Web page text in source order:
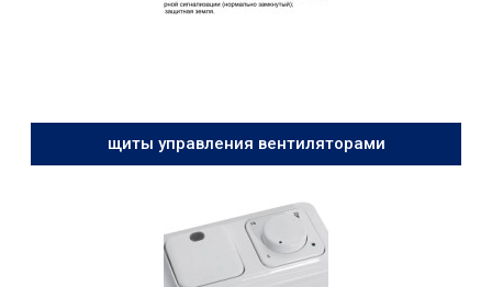
щиты управления вентиляторами